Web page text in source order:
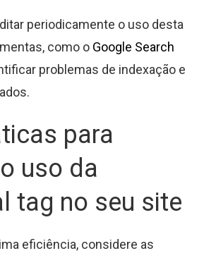
periodicamente o uso desta
como o Google Search
problemas de indexação e
para
uso da
tag no seu site
eficiência, considere as